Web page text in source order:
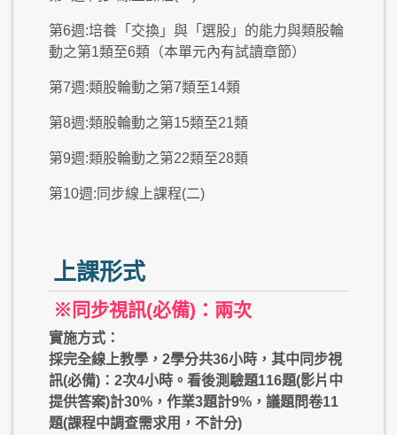
第6週:培養「交換」與「選股」的能力與類股輪
動之第1類至6類（本單元內有試讀章節）
第7週:類股輪動之第7類至14類
第8週:類股輪動之第15類至21類
第9週:類股輪動之第22類至28類
第10週:同步線上課程(二)
上課形式
※同步視訊(必備)：兩次
實施方式：
採完全線上教學，2學分共36小時，其中同步視
訊(必備)：2次4小時。看後測驗題116題(影片中
提供答案)計30%，作業3題計9%，議題問卷11
題(課程中調查需求用，不計分)